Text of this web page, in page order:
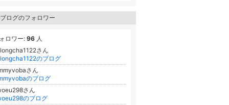
ログのフォロワー
ロワー: 96 人
さん
のブログ
さん
のブログ
さん
のブログ